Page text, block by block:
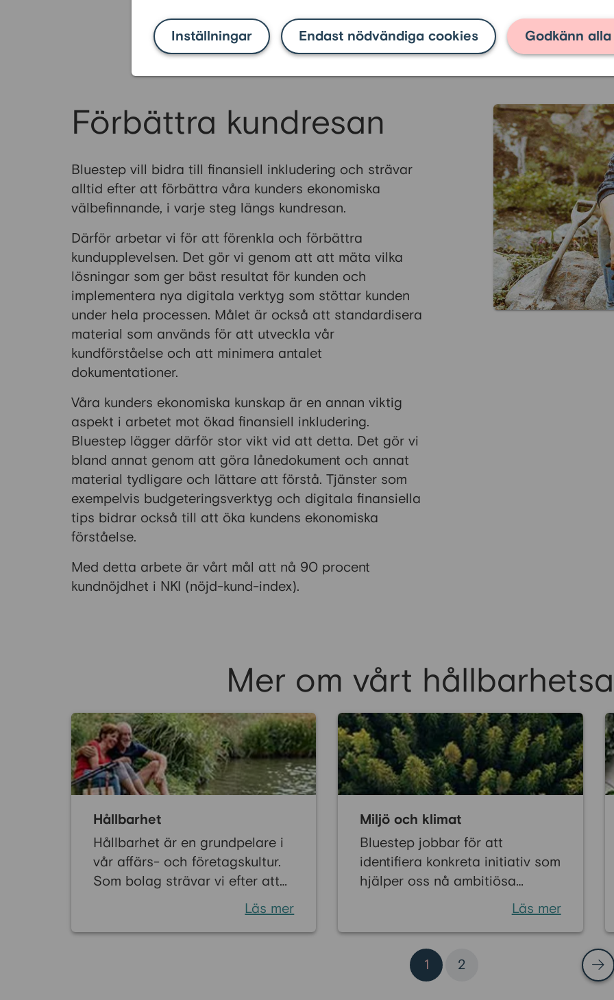
Inställningar Endast nödvändiga cookies Godkänn
framtida digitala
potentiella
Förbättra kundresan
Bluestep vill bidra till finansiell inkludering och strävar
alltid efter att förbättra våra kunders ekonomiska
välbefinnande, i varje steg längs kundresan.
Därför arbetar vi för att förenkla och förbättra
kundupplevelsen. Det gör vi genom att att mäta vilka
lösningar som ger bäst resultat för kunden och
implementera nya digitala verktyg som stöttar kunden
under hela processen. Målet är också att standardisera
material som används för att utveckla vår
kundförståelse och att minimera antalet
dokumentationer.
Våra kunders ekonomiska kunskap är en annan viktig
aspekt i arbetet mot ökad finansiell inkludering.
Bluestep lägger därför stor vikt vid att detta. Det gör vi
bland annat genom att göra lånedokument och annat
material tydligare och lättare att förstå. Tjänster som
exempelvis budgeteringsverktyg och digitala finansiella
tips bidrar också till att öka kundens ekonomiska
förståelse.
Med detta arbete är vårt mål att nå 90 procent
kundnöjdhet i NKI (nöjd-kund-index).
Mer om vårt
Hållbarhet
Hållbarhet är en grundpelare i
vår affärs- och företagskultur.
Som bolag strävar vi efter att
bidra till en långsiktig hållbarLäs mer
Miljö och klimat
Bluestep jobbar för att
identifiera konkreta initiativ som
hjälper oss nå ambitiösa
utsläppmål. Samtidigt lanserar
vi produkter som skapar
incitament för våra kunder att
ta klimatsmarta beslut.
Läs mer
1 2